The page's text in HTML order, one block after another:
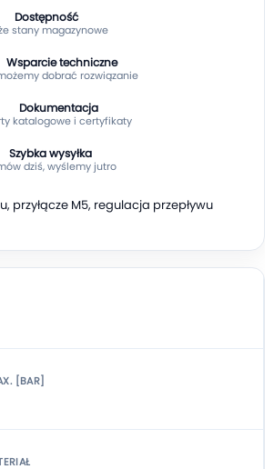
Dostępność
stany magazynowe
Wsparcie techniczne
dobrać rozwiązanie
Dokumentacja
katalogowe i certyfikaty
Szybka wysyłka
dziś, wyślemy jutro
przyłącze M5, regulacja przepływu
[BAR]